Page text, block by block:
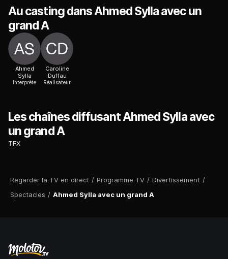
Regarder la TV en direct / Programme TV / Divertissement /
Spectacles / Ahmed Sylla avec un grand A
Au casting dans Ahmed Sylla avec un
grand A
Ahmed
Sylla
Interprète
Caroline
Duffau
Réalisateur
Les chaînes diffusant Ahmed Sylla avec
un grand A
TFX